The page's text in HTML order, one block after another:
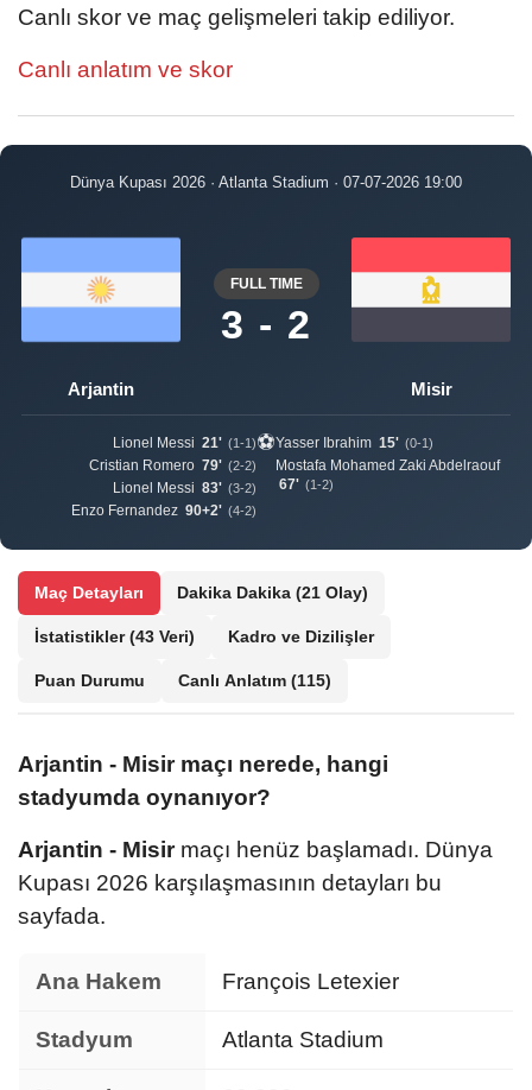
Canlı skor ve maç gelişmeleri takip ediliyor.
Canlı anlatım ve skor
Dünya Kupası 2026 · Atlanta Stadium · 07-07-2026 19:00
Arjantin
FULL TIME
3 - 2
Misir
Lionel Messi 21' (1-1)
Cristian Romero 79' (2-2)
Lionel Messi 83' (3-2)
Enzo Fernandez 90+2' (4-2)
⚽Yasser Ibrahim 15' (0-1)
Mostafa Mohamed Zaki Abdelraouf
67' (1-2)
Maç Detayları Dakika Dakika (21 Olay)
İstatistikler(43 Veri) Kadro ve Dizilişler
Puan Durumu Canlı Anlatım (115)
Arjantin - Misir maçı nerede, hangi
stadyumda oynanıyor?
Arjantin - Misirmaçı henüz başlamadı. Dünya
Kupası 2026 karşılaşmasının detayları bu
sayfada.
Ana Hakem François Letexier
Stadyum Atlanta Stadium